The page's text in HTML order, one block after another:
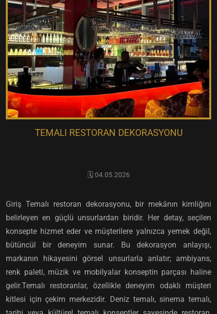
TEMALI RESTORAN DEKORASYONU
🗓️ 04.05.2026
Giriş Temalı restoran dekorasyonu, bir mekânın kimliğini
belirleyen en güçlü unsurlardan biridir. Her detay, seçilen
konsepte hizmet eder ve müşterilere yalnızca yemek değil,
bütüncül bir deneyim sunar. Bu dekorasyon anlayışı,
markanın hikayesini görsel unsurlarla anlatır; ambiyans,
renk paleti, müzik ve mobilyalar konseptin parçası haline
gelir.Temalı restoranlar, özellikle deneyim odaklı müşteri
kitlesi için çekim merkezidir. Deniz temalı, sinema temalı,